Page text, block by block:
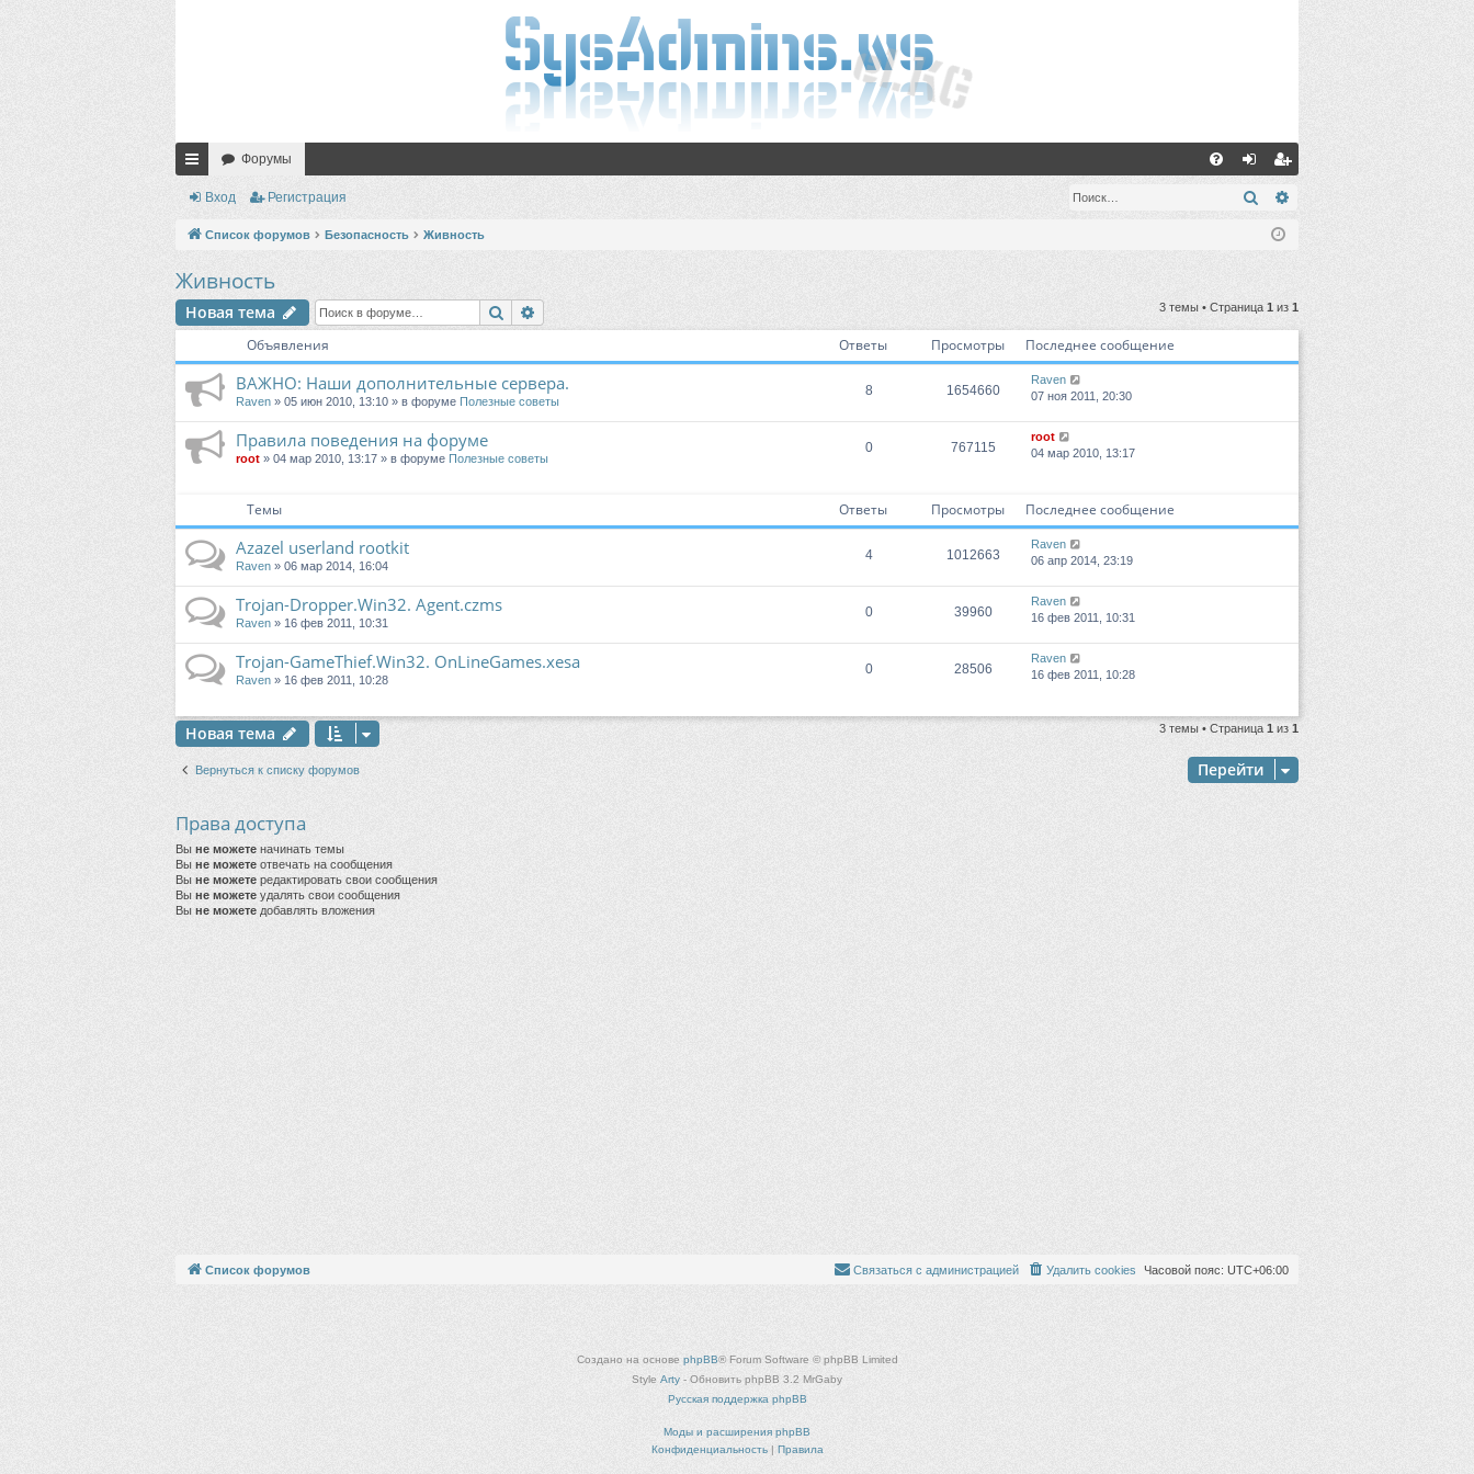
С
с
ы
и
Форумы
хо ег
ис
Вход Регистрация Поиск
Список форумов Безопасность Живность
Живность
Новая тема Поиск 3 темы • Страница 1 из 1
Объявления Ответы Просмотры Последнее сообщение
ВАЖНО: Наши дополнительные сервера.
Raven » 05 июн 2010, 13:10 » в форуме Полезные советы
8 1654660
Raven
07 ноя 2011, 20:30
Правила поведения на форуме
root » 04 мар 2010, 13:17 » в форуме Полезные советы
0 767115
root
04 мар 2010, 13:17
Темы Ответы Просмотры Последнее сообщение
Azazel userland rootkit
Raven » 06 мар 2014, 16:04
4 1012663
Raven
06 апр 2014, 23:19
Trojan-Dropper.Win32. Agent.czms
Raven » 16 фев 2011, 10:31
0 39960
Raven
16 фев 2011, 10:31
Trojan-GameThief.Win32. OnLineGames.xesa
Raven » 16 фев 2011, 10:28
0 28506
Raven
16 фев 2011, 10:28
Новая тема 3 темы • Страница 1 из 1
Вернуться к списку форумов Перейти
Права доступа
Вы не можете начинать темы
Вы не можете отвечать на сообщения
Вы не можете редактировать свои сообщения
Вы не можете удалять свои сообщения
Вы не можете добавлять вложения
Список форумов Часовой пояс: UTC+06:00
Удалить cookies
Связаться с администрацией
Создано на основе phpBB® Forum Software © phpBB Limited
Style Arty - Обновить phpBB 3.2 MrGaby
Русская поддержка phpBB
Моды и расширения phpBB
Конфиденциальность| Правила